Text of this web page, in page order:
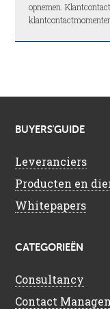
opnemen.
BUYERS’GUIDE
Leveranciers
Producten en
Whitepapers
CATEGORIEËN
Consultancy
Contact